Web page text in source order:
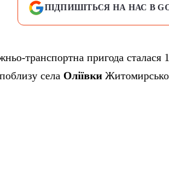
ПІДПИШІТЬСЯ НА НАС В
транспортна пригода сталася
села Оліївки